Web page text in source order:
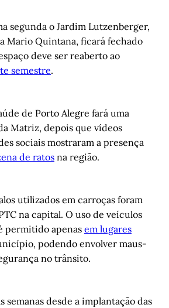
segunda o Jardim Lutzenberger,
Mario Quintana, ficará fechado
deve ser reaberto ao
semestre.
de Porto Alegre fará uma
Matriz, depois que vídeos
sociais mostraram a presença
de ratos na região.
utilizados em carroças foram
na capital. O uso de veículos
permitido apenas em lugares
podendo envolver maus-
no trânsito.
semanas desde a implantação das